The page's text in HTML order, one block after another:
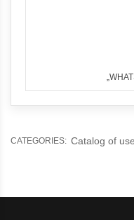
CATEGORIES: Catalog of